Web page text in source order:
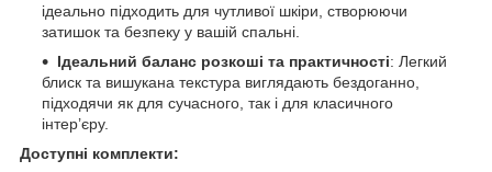
ідеально підходить для чутливої шкіри, створюючи
затишок та безпеку у вашій спальні.
Ідеальний баланс розкоші та практичності: Легкий
блиск та вишукана текстура виглядають бездоганно,
підходячи як для сучасного, так і для класичного
інтер’єру.
Доступні комплекти: